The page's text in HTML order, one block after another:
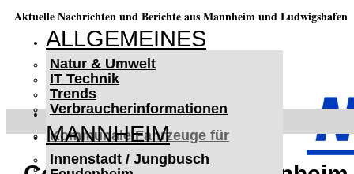
Aktuelle Nachrichten und Berichte aus Mannheim und Ludwigshafen
ALLGEMEINES
Natur & Umwelt
IT Technik
Trends
Verbraucherinformationen
MANNHEIM
Innenstadt / Jungbusch
< UKRAINE >
Kommunale Fahrzeuge für
Czernowitz
Nutzfahrzeuge für Czernowitz